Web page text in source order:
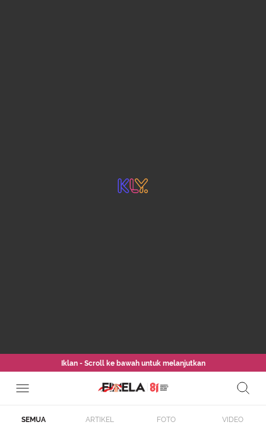
Iklan - Scroll ke bawah untuk melanjutkan
SEMUA ARTIKEL FOTO VIDEO